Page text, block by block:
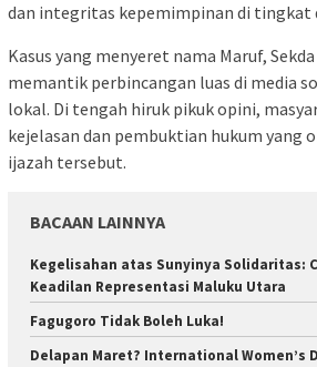
dan integritas kepemimpinan di tingkat
Kasus yang menyeret nama Maruf,
memantik perbincangan luas di media
lokal. Di tengah hiruk pikuk opini,
kejelasan dan pembuktian hukum yang
ijazah tersebut.
BACAAN LAINNYA
Kegelisahan atas Sunyinya Solidaritas:
Keadilan Representasi Maluku Utara
Fagugoro Tidak Boleh Luka!
Delapan Maret? International Women’s